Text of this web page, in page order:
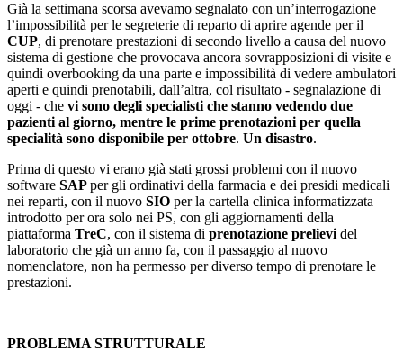
Già la settimana scorsa avevamo segnalato con un’interrogazione
l’impossibilità per le segreterie di reparto di aprire agende per il
CUP, di prenotare prestazioni di secondo livello a causa del nuovo
sistema di gestione che provocava ancora sovrapposizioni di visite e
quindi overbooking da una parte e impossibilità di vedere ambulatori
aperti e quindi prenotabili, dall’altra, col risultato - segnalazione di
oggi - che vi sono degli specialisti che stanno vedendo due
pazienti al giorno, mentre le prime prenotazioni per quella
specialità sono disponibile per ottobre. Un disastro.
Prima di questo vi erano già stati grossi problemi con il nuovo
software SAPper gli ordinativi della farmacia e dei presidi medicali
nei reparti, con il nuovo SIO per la cartella clinica informatizzata
introdotto per ora solo nei PS, con gli aggiornamenti della
piattaforma TreC, con il sistema di prenotazione prelievi del
laboratorio che già un anno fa, con il passaggio al nuovo
nomenclatore, non ha permesso per diverso tempo di prenotare le
prestazioni.
PROBLEMA STRUTTURALE